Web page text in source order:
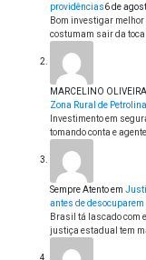
providências6 de
Bom investigar
costumam sair da toca
MARCELINO OLIVEIRA
Zona Rural de Petrolina
Investimento em
tomando conta e
Sempre Atentoem
antes de desocuparem
Brasil tá lascado com
justiça estadual tem